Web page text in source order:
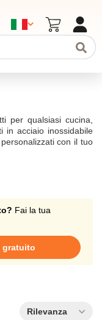
per qualsiasi cucina,
in acciaio inossidabile
con il tuo
coltelli da cucina,
Fai la tua
gratuito
Rilevanza